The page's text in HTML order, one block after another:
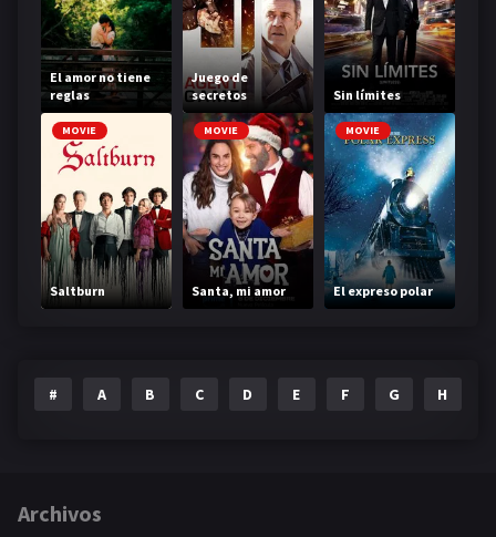
El amor no tiene
reglas
Juego de
secretos
Sin límites
MOVIE
Saltburn
MOVIE
Santa, mi amor
MOVIE
El expreso polar
# A B C D E F G H
Archivos